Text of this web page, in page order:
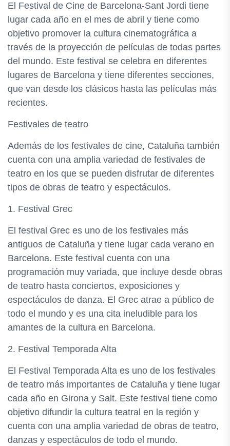
El Festival de Cine de Barcelona-Sant Jordi tiene
lugar cada año en el mes de abril y tiene como
objetivo promover la cultura cinematográfica a
través de la proyección de películas de todas partes
del mundo. Este festival se celebra en diferentes
lugares de Barcelona y tiene diferentes secciones,
que van desde los clásicos hasta las películas más
recientes.
Festivales de teatro
Además de los festivales de cine, Cataluña también
cuenta con una amplia variedad de festivales de
teatro en los que se pueden disfrutar de diferentes
tipos de obras de teatro y espectáculos.
1. Festival Grec
El festival Grec es uno de los festivales más
antiguos de Cataluña y tiene lugar cada verano en
Barcelona. Este festival cuenta con una
programación muy variada, que incluye desde obras
de teatro hasta conciertos, exposiciones y
espectáculos de danza. El Grec atrae a público de
todo el mundo y es una cita ineludible para los
amantes de la cultura en Barcelona.
2. Festival Temporada Alta
El Festival Temporada Alta es uno de los festivales
de teatro más importantes de Cataluña y tiene lugar
cada año en Girona y Salt. Este festival tiene como
objetivo difundir la cultura teatral en la región y
cuenta con una amplia variedad de obras de teatro,
danzas y espectáculos de todo el mundo.